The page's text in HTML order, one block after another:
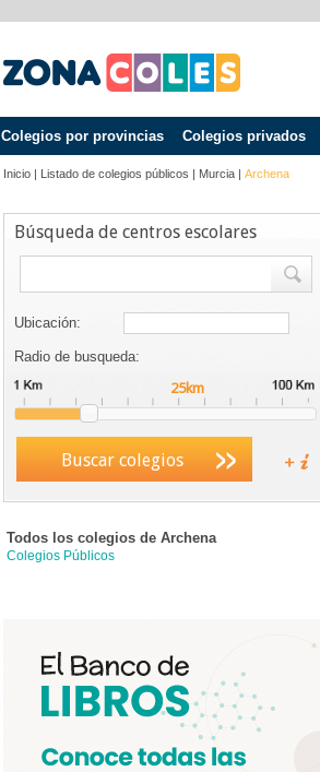
Colegios por provincias Colegios privados
Inicio | Listado de colegios públicos | Murcia | Archena
Búsqueda de centros escolares
Ubicación:
Radio de busqueda:
Buscar colegios
Todos los colegios de Archena
Colegios Públicos